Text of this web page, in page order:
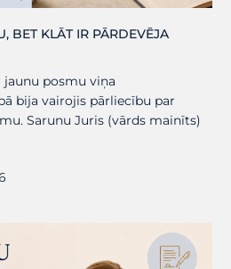
BET KLĀT IR PĀRDEVĒJA
posmu viņa
bija vairojis pārliecību par
Sarunu Juris (vārds mainīts)